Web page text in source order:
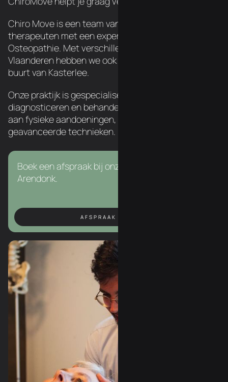
Chiro Move is een team van 3 Belgische
therapeuten met een expertise in Chiropraxie en
Osteopathie. Met verschillende locatie's over
Vlaanderen hebben we ook een chiropractor in de
buurt van Kasterlee.
Onze praktijk is gespecialiseerd in het
diagnosticeren en behandelen van een breed scala
aan fysieke aandoeningen, met behulp van
geavanceerde technieken.
Boek een afspraak bij onze chiropractor in
Arendonk.
AFSPRAAK BOEKEN